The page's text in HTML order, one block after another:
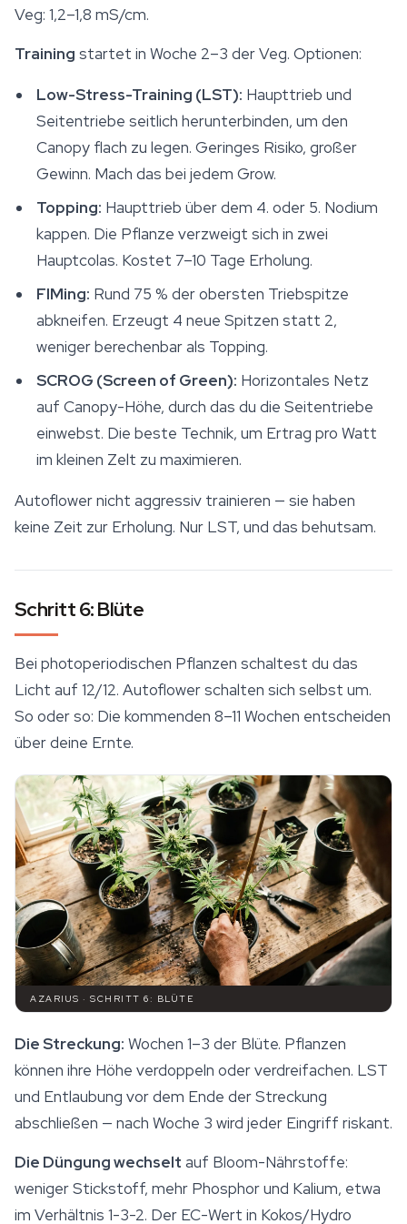
Veg: 1,2–1,8 mS/cm.
Training startet in Woche 2–3 der Veg. Optionen:
Low-Stress-Training (LST): Haupttrieb und
Seitentriebe seitlich herunterbinden, um den
Canopy flach zu legen. Geringes Risiko, großer
Gewinn. Mach das bei jedem Grow.
Topping: Haupttrieb über dem 4. oder 5. Nodium
kappen. Die Pflanze verzweigt sich in zwei
Hauptcolas. Kostet 7–10 Tage Erholung.
FIMing: Rund 75 % der obersten Triebspitze
abkneifen. Erzeugt 4 neue Spitzen statt 2,
weniger berechenbar als Topping.
SCROG (Screen of Green): Horizontales Netz
auf Canopy-Höhe, durch das du die Seitentriebe
einwebst. Die beste Technik, um Ertrag pro Watt
im kleinen Zelt zu maximieren.
Autoflower nicht aggressiv trainieren — sie haben
keine Zeit zur Erholung. Nur LST, und das behutsam.
Schritt 6: Blüte
Bei photoperiodischen Pflanzen schaltest du das
Licht auf 12/12. Autoflower schalten sich selbst um.
So oder so: Die kommenden 8–11 Wochen entscheiden
über deine Ernte.
AZARIUS · SCHRITT 6: BLÜTE
Die Streckung: Wochen 1–3 der Blüte. Pflanzen
können ihre Höhe verdoppeln oder verdreifachen. LST
und Entlaubung vor dem Ende der Streckung
abschließen — nach Woche 3 wird jeder Eingriff riskant.
Die Düngung wechselt auf Bloom-Nährstoffe:
weniger Stickstoff, mehr Phosphor und Kalium, etwa
im Verhältnis 1-3-2. Der EC-Wert in Kokos/Hydro